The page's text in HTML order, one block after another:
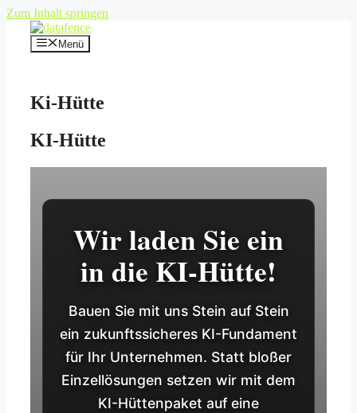
Zum Inhalt springen
Menü
Ki-Hütte
KI-Hütte
Wir laden Sie ein
in die KI-Hütte!
Bauen Sie mit uns Stein auf Stein
ein zukunftssicheres KI-Fundament
für Ihr Unternehmen. Statt bloßer
Einzellösungen setzen wir mit dem
KI-Hüttenpaket auf eine